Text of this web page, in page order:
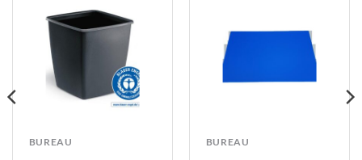
BUREAU BUREAU